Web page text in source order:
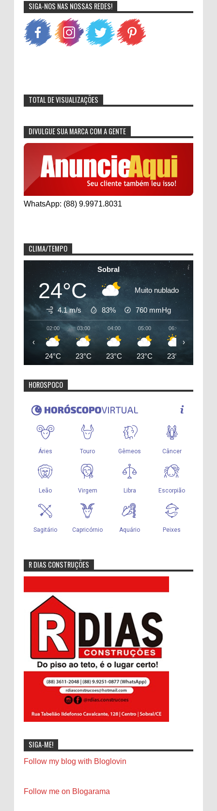
SIGA-NOS NAS NOSSAS REDES!
TOTAL DE VISUALIZAÇÕES
DIVULGUE SUA MARCA COM A GENTE
WhatsApp: (88) 9.9971.8031
CLIMA/TEMPO
Sobral
24°C Muito nublado
4.1 m/s 83% 760mmHg
02:00
24°C
03:00
23°C
04:00
23°C
05:00
23°C
06:00
23°C
‹ ›
HOROSPOCO
R DIAS CONSTRUÇÕES
SIGA-ME!
Follow my blog with Bloglovin
Follow me on Blogarama